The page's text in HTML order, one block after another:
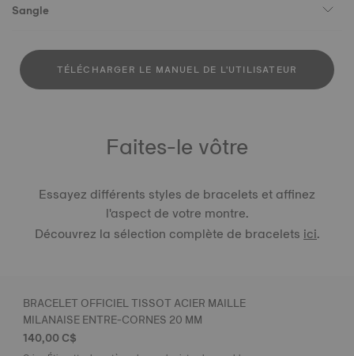
Sangle
TÉLÉCHARGER LE MANUEL DE L'UTILISATEUR
Faites-le vôtre
Essayez différents styles de bracelets et affinez
l'aspect de votre montre.
Découvrez la sélection complète de braceletsici.
BRACELET OFFICIEL TISSOT ACIER MAILLE
MILANAISE ENTRE-CORNES 20 MM
140,00 C$